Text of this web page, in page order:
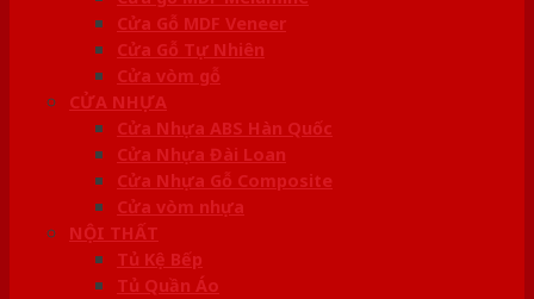
Cửa Gỗ MDF Veneer
Cửa Gỗ Tự Nhiên
Cửa vòm gỗ
CỬA NHỰA
Cửa Nhựa ABS Hàn Quốc
Cửa Nhựa Đài Loan
Cửa Nhựa Gỗ Composite
Cửa vòm nhựa
NỘI THẤT
Tủ Kệ Bếp
Tủ Quần Áo